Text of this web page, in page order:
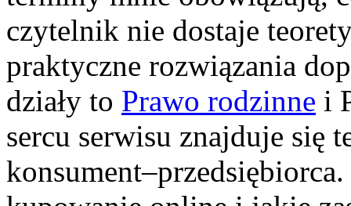
czytelnik nie dostaje
praktyczne rozwiązania
działy to Prawo rodzinne i
sercu serwisu znajduje się